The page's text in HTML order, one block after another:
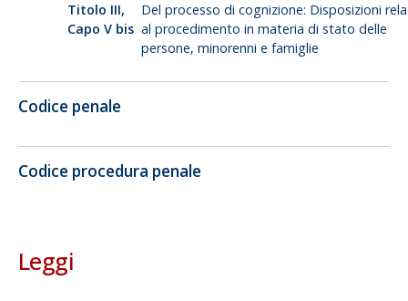
Titolo III,
Capo V bis
Del processo di cognizione: Disposizioni
al procedimento in materia di stato delle
persone, minorenni e famiglie
Codice penale
Codice procedura penale
Leggi